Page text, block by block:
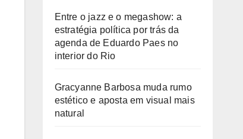
Entre o jazz e o megashow: a
estratégia política por trás da
agenda de Eduardo Paes no
interior do Rio
Gracyanne Barbosa muda rumo
estético e aposta em visual mais
natural